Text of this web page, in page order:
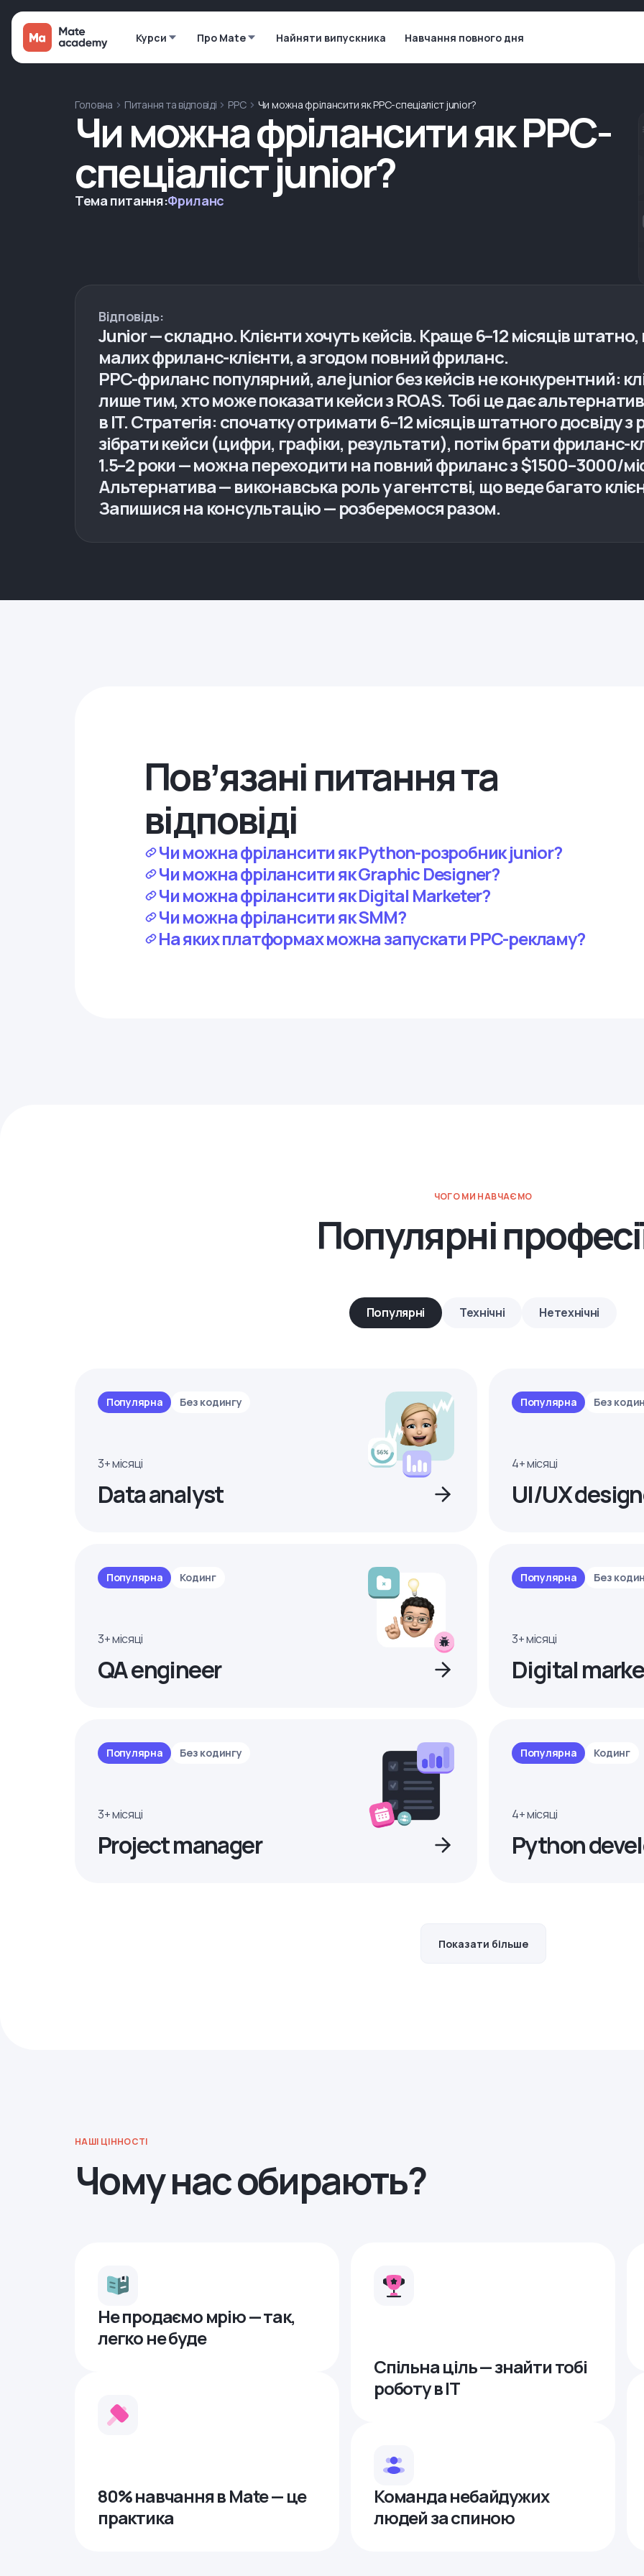
Курси Про Mate Найняти випускника Навчання повного дня
Головна Питання та відповіді PPC Чи можна фрілансити як PPC-спеціаліст junior?
Чи можна фрілансити як PPC-
спеціаліст junior?
Тема питання:Фриланс
Відповідь:
Junior — складно. Клієнти хочуть кейсів. Краще 6–12 місяців
малих фриланс-клієнти, а згодом повний фриланс.
PPC-фриланс популярний, але junior без кейсів не конкурентний:
лише тим, хто може показати кейси з ROAS. Тобі це дає
в IT. Стратегія: спочатку отримати 6–12 місяців штатного досвіду
зібрати кейси (цифри, графіки, результати), потім брати фриланс-
1.5–2 роки — можна переходити на повний фриланс з $1500–3000/
Альтернатива — виконавська роль у агентстві, що веде багато
Запишися на консультацію — розберемося разом.
Повʼязані питання та
відповіді
Чи можна фрілансити як Python-розробник junior?
Чи можна фрілансити як Graphic Designer?
Чи можна фрілансити як Digital Marketer?
Чи можна фрілансити як SMM?
На яких платформах можна запускати PPC-рекламу?
ЧОГО МИ НАВЧАЄМО
Популярні
Популярні Технічні Нетехнічні
Популярна Без кодингу
3+ місяці
Data analyst
Популярна Без
4+ місяці
UI/UX
Популярна Кодинг
3+ місяці
QA engineer
Популярна Без
3+ місяці
Digital
Популярна Без кодингу
3+ місяці
Project manager
Популярна Кодинг
4+ місяці
Python
Показати більше
НАШІ ЦІННОСТІ
Чому нас обирають?
Не продаємо мрію — так,
легко не буде
80% навчання в Mate — це
практика
Спільна ціль — знайти тобі
роботу в ІТ
Команда небайдужих
людей за спиною